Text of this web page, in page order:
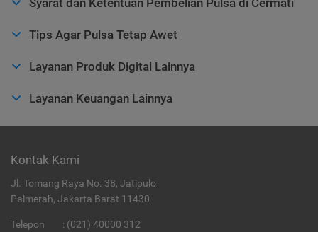
Tips Agar Pulsa Tetap Awet
Layanan Produk Digital Lainnya
Layanan Keuangan Lainnya
Kontak Kami
Jl. Tomang Raya No. 38, Jatipulo
Palmerah, Jakarta Barat 11430
Telepon : (021) 40000 312